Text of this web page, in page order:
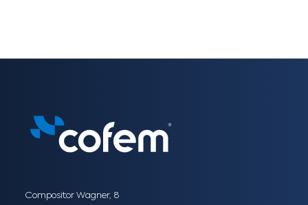
Compositor Wagner, 8